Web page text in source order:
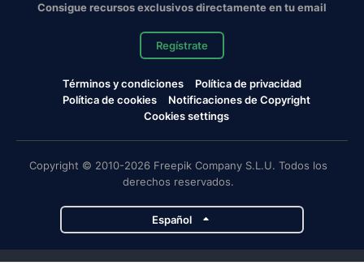
Consigue recursos exclusivos directamente en tu email
Regístrate
Términos y condiciones
Política de privacidad
Política de cookies
Notificaciones de Copyright
Cookies settings
Copyright © 2010-2026 Freepik Company S.L.U. Todos los
derechos reservados.
Español